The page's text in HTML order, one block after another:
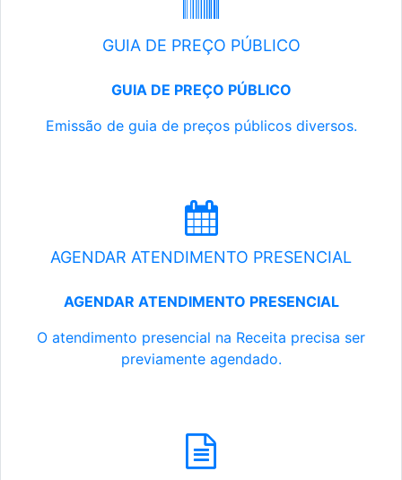
GUIA DE PREÇO PÚBLICO
GUIA DE PREÇO PÚBLICO
Emissão de guia de preços públicos diversos.
AGENDAR ATENDIMENTO PRESENCIAL
AGENDAR ATENDIMENTO PRESENCIAL
O atendimento presencial na Receita precisa ser
previamente agendado.